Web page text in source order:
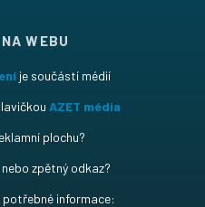
WEBU
je součástí médií
AZET média
plochu?
zpětný odkaz?
informace: